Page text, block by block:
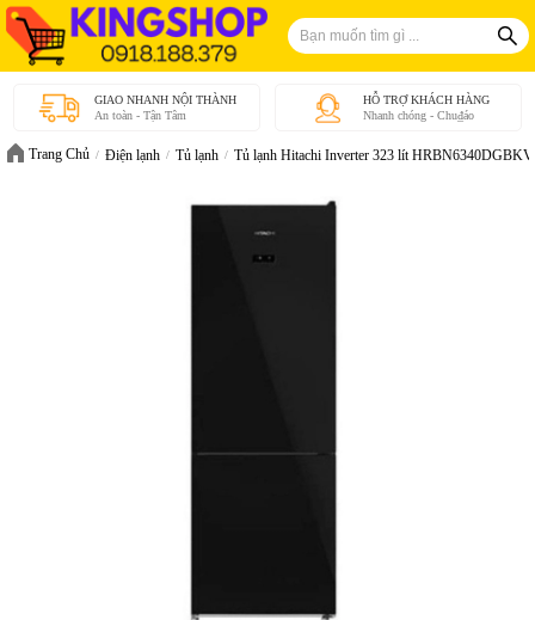
GIAO NHANH NỘI THÀNH
An toàn - Tận Tâm
HỖ TRỢ KHÁCH HÀNG
Nhanh chóng - Chu₫áo
Trang Chủ Điện lạnh Tủ lạnh Tủ lạnh Hitachi Inverter 323 lít